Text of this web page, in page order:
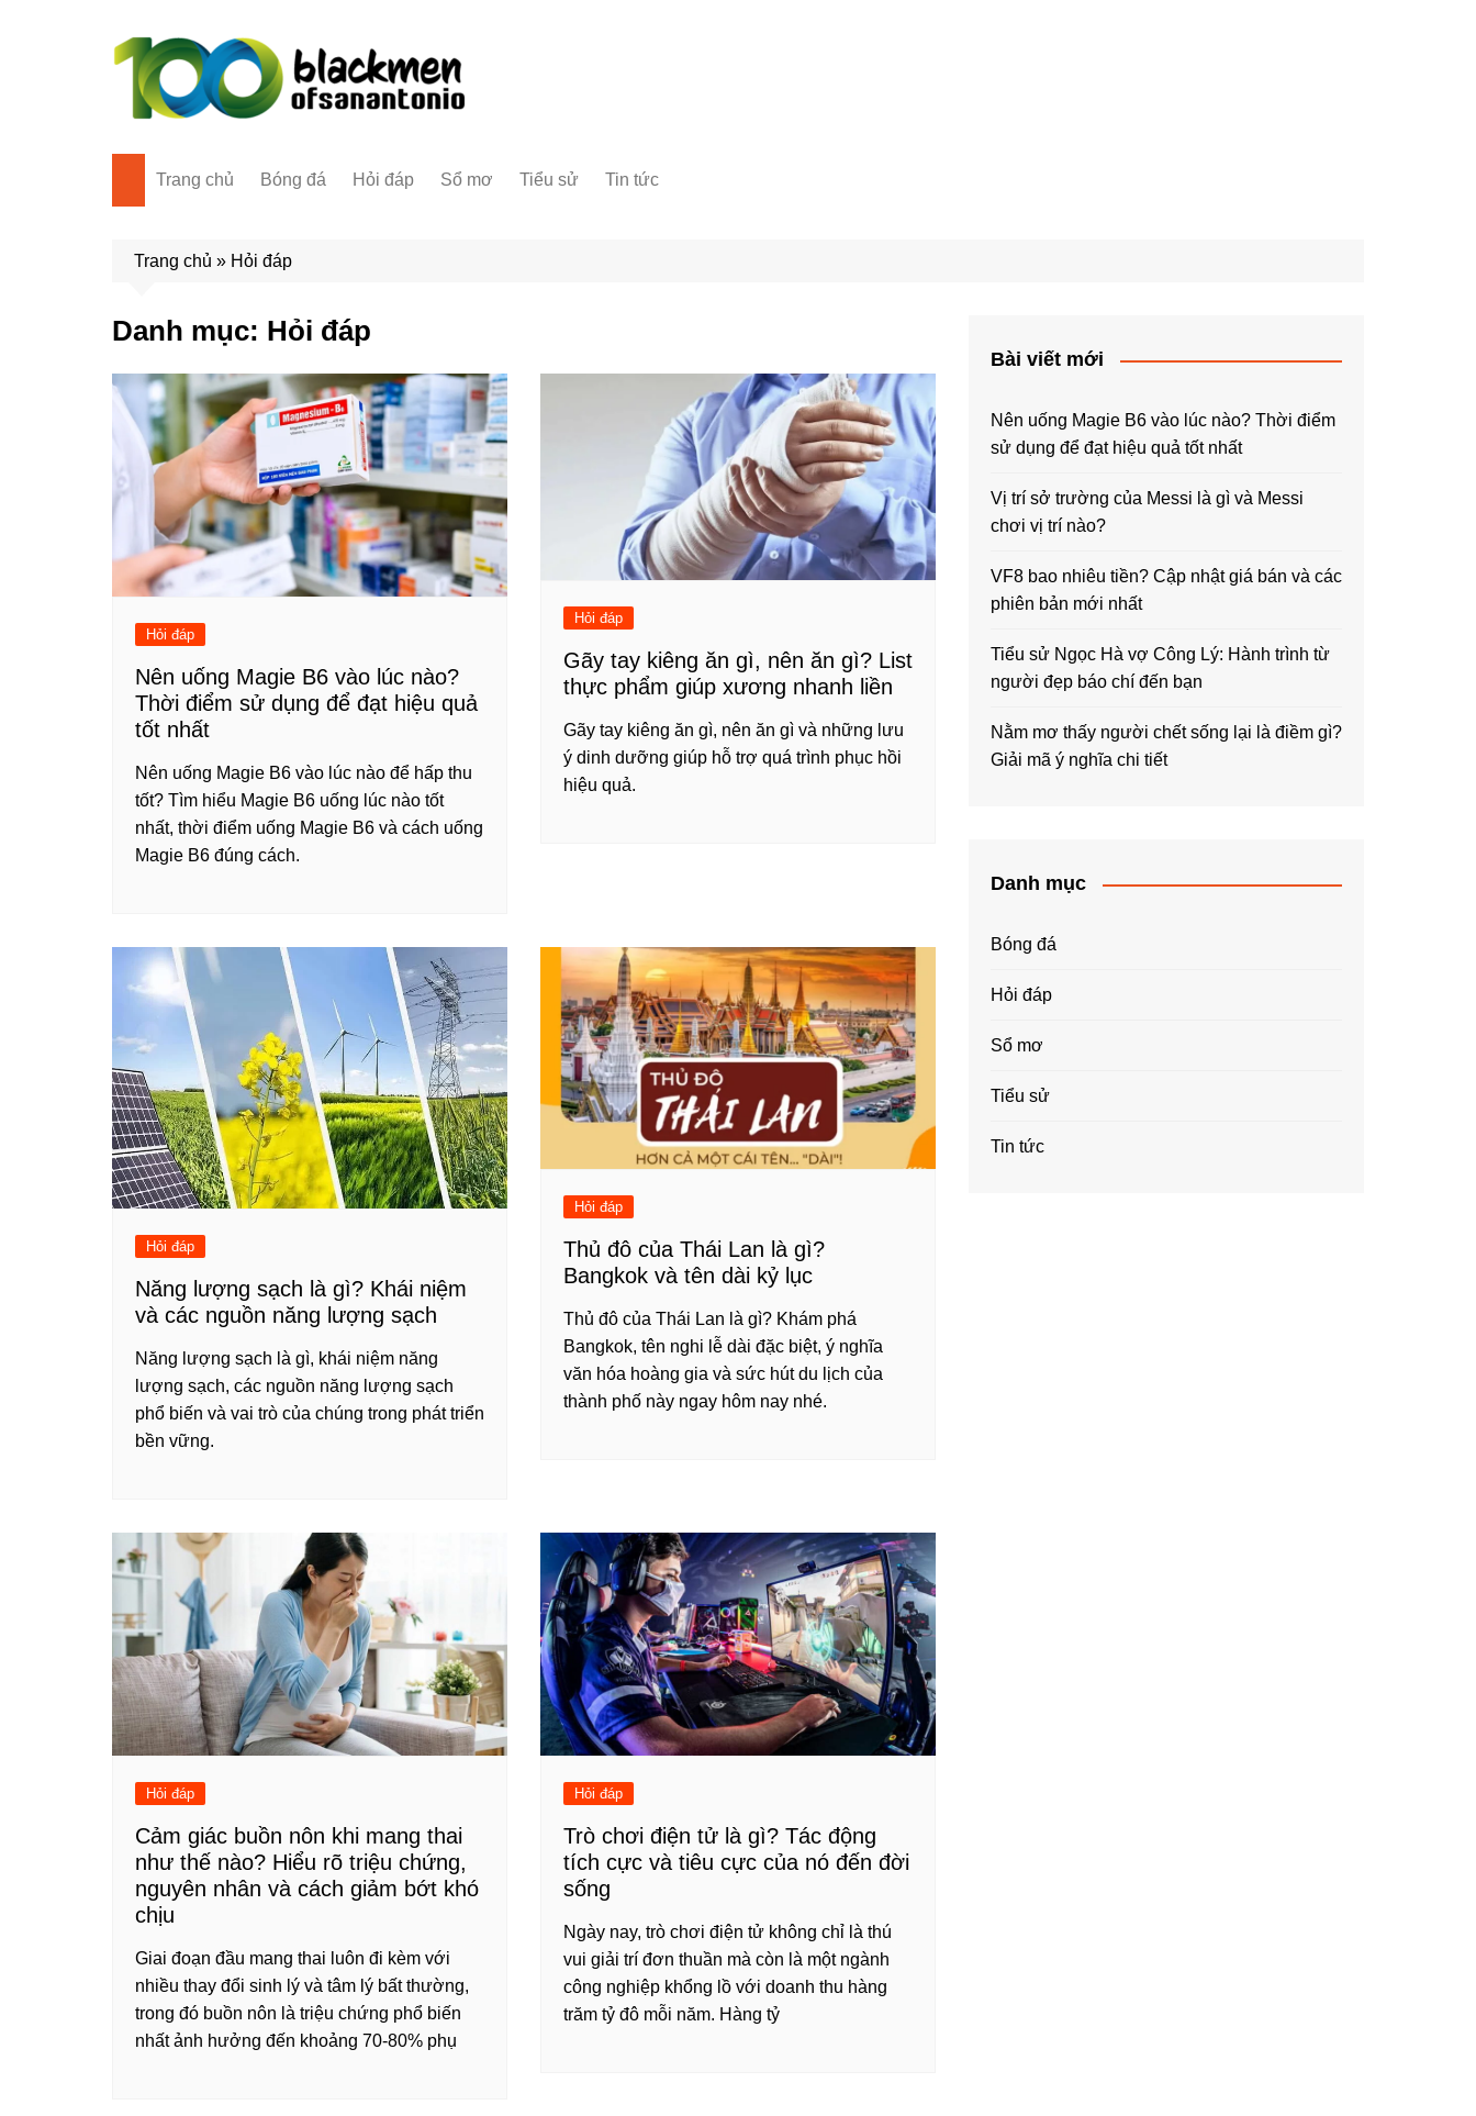
Trang chủ Bóng đá Hỏi đáp Sổ mơ Tiểu sử Tin tức
Trang chủ » Hỏi đáp
Danh mục: Hỏi đáp
Hỏi đáp
Nên uống Magie B6 vào lúc nào?
Thời điểm sử dụng để đạt hiệu quả
tốt nhất
Nên uống Magie B6 vào lúc nào để hấp thu
tốt? Tìm hiểu Magie B6 uống lúc nào tốt
nhất, thời điểm uống Magie B6 và cách uống
Magie B6 đúng cách.
Hỏi đáp
Gãy tay kiêng ăn gì, nên ăn gì? List
thực phẩm giúp xương nhanh liền
Gãy tay kiêng ăn gì, nên ăn gì và những lưu
ý dinh dưỡng giúp hỗ trợ quá trình phục hồi
hiệu quả.
Hỏi đáp
Năng lượng sạch là gì? Khái niệm
và các nguồn năng lượng sạch
Năng lượng sạch là gì, khái niệm năng
lượng sạch, các nguồn năng lượng sạch
phổ biến và vai trò của chúng trong phát triển
bền vững.
Hỏi đáp
Thủ đô của Thái Lan là gì?
Bangkok và tên dài kỷ lục
Thủ đô của Thái Lan là gì? Khám phá
Bangkok, tên nghi lễ dài đặc biệt, ý nghĩa
văn hóa hoàng gia và sức hút du lịch của
thành phố này ngay hôm nay nhé.
Hỏi đáp
Cảm giác buồn nôn khi mang thai
như thế nào? Hiểu rõ triệu chứng,
nguyên nhân và cách giảm bớt khó
chịu
Giai đoạn đầu mang thai luôn đi kèm với
nhiều thay đổi sinh lý và tâm lý bất thường,
trong đó buồn nôn là triệu chứng phổ biến
nhất ảnh hưởng đến khoảng 70-80% phụ
Hỏi đáp
Trò chơi điện tử là gì? Tác động
tích cực và tiêu cực của nó đến đời
sống
Ngày nay, trò chơi điện tử không chỉ là thú
vui giải trí đơn thuần mà còn là một ngành
công nghiệp khổng lồ với doanh thu hàng
trăm tỷ đô mỗi năm. Hàng tỷ
Bài viết mới
Nên uống Magie B6 vào lúc nào? Thời điểm
sử dụng để đạt hiệu quả tốt nhất
Vị trí sở trường của Messi là gì và Messi
chơi vị trí nào?
VF8 bao nhiêu tiền? Cập nhật giá bán và các
phiên bản mới nhất
Tiểu sử Ngọc Hà vợ Công Lý: Hành trình từ
người đẹp báo chí đến bạn
Nằm mơ thấy người chết sống lại là điềm gì?
Giải mã ý nghĩa chi tiết
Danh mục
Bóng đá
Hỏi đáp
Sổ mơ
Tiểu sử
Tin tức